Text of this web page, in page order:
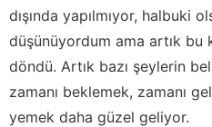
dışında yapılmıyor, halbuki
düşünüyordum ama artık
döndü. Artık bazı şeylerin
zamanı beklemek, zamanı
yemek daha güzel geliyor.